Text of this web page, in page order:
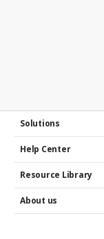
Solutions
Help Center
Resource Library
About us